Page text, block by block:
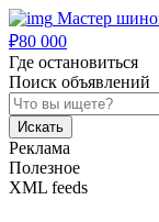
Мастер
₽80 000
Где остановиться
Поиск объявлений
Искать
Реклама
Полезное
XML feeds